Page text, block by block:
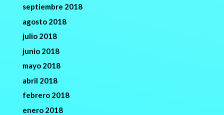
septiembre 2018
agosto 2018
julio 2018
junio 2018
mayo 2018
abril 2018
febrero 2018
enero 2018